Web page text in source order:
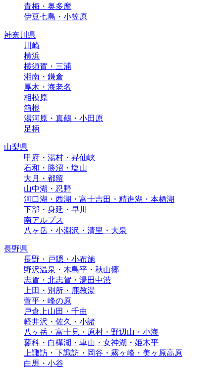
青梅・奥多摩
伊豆七島・小笠原
神奈川県
川崎
横浜
横須賀・三浦
湘南・鎌倉
厚木・海老名
相模原
箱根
湯河原・真鶴・小田原
足柄
山梨県
甲府・湯村・昇仙峡
石和・勝沼・塩山
大月・都留
山中湖・忍野
河口湖・西湖・富士吉田・精進湖・本栖湖
下部・身延・早川
南アルプス
八ヶ岳・小淵沢・清里・大泉
長野県
長野・戸隠・小布施
野沢温泉・木島平・秋山郷
志賀・北志賀・湯田中渋
上田・別所・鹿教湯
菅平・峰の原
戸倉上山田・千曲
軽井沢・佐久・小諸
八ヶ岳・富士見・原村・野辺山・小海
蓼科・白樺湖・車山・女神湖・姫木平
上諏訪・下諏訪・岡谷・霧ヶ峰・美ヶ原高原
白馬・小谷